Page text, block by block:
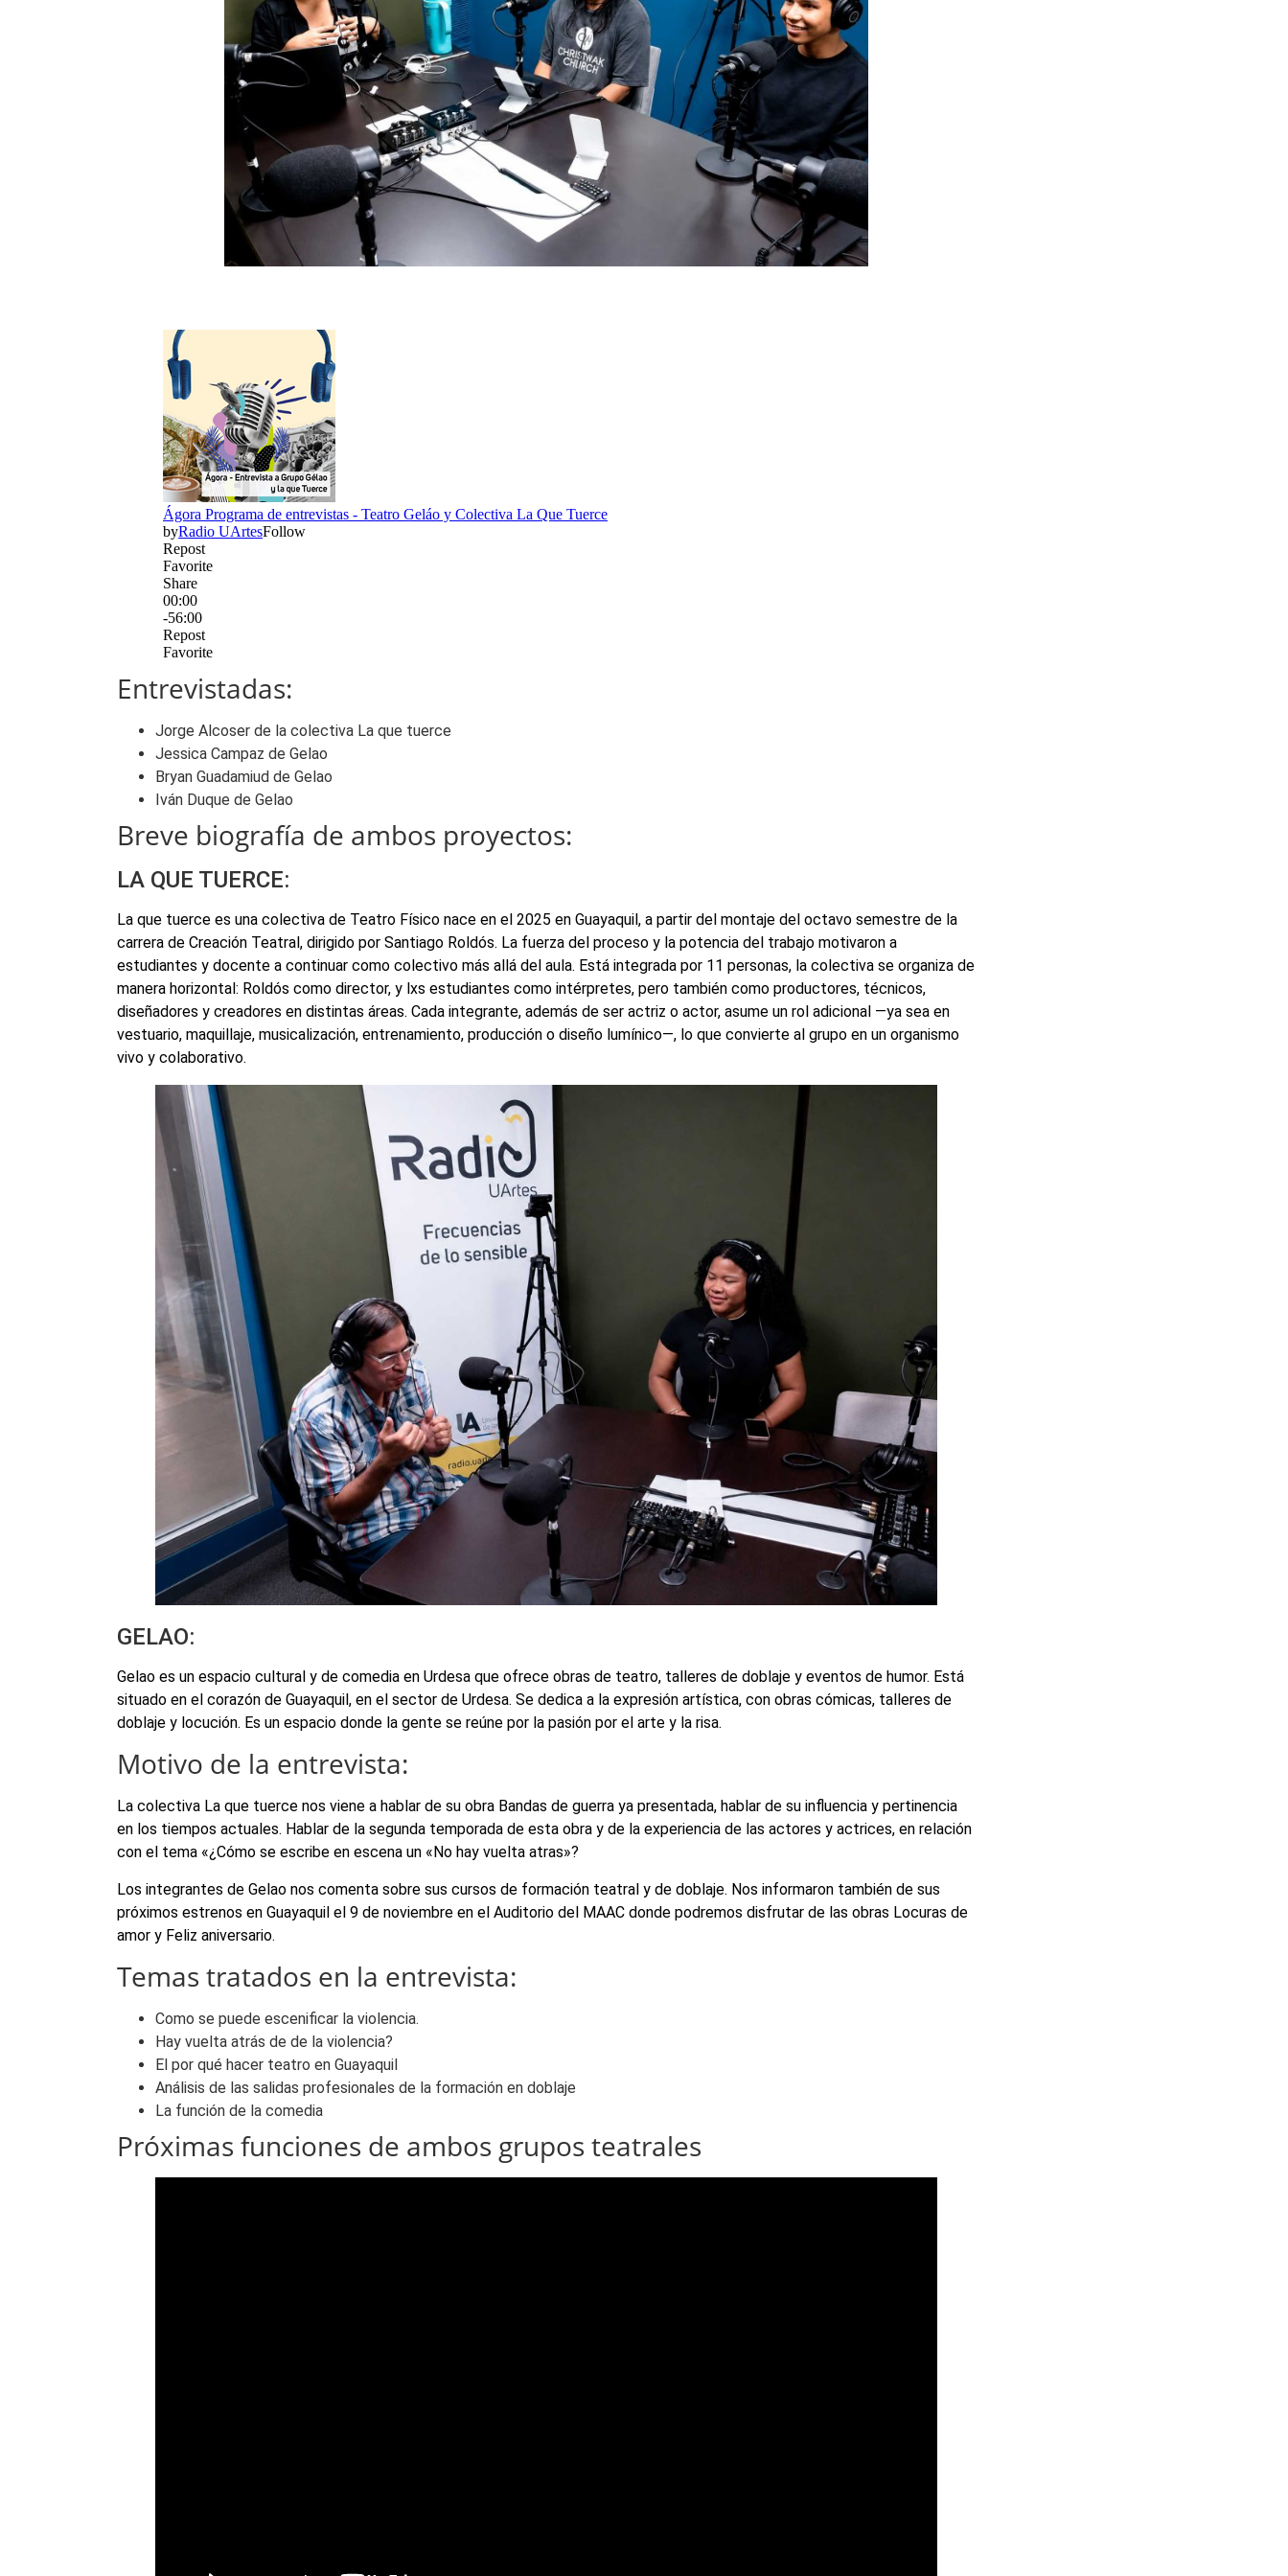
Entrevistadas:
Jorge Alcoser de la colectiva La que tuerce
Jessica Campaz de Gelao
Bryan Guadamiud de Gelao
Iván Duque de Gelao
Breve biografía de ambos proyectos:
LA QUE TUERCE:
La que tuerce es una colectiva de Teatro Físico nace en el 2025 en Guayaquil, a partir del montaje del octavo semestre de la
carrera de Creación Teatral, dirigido por Santiago Roldós. La fuerza del proceso y la potencia del trabajo motivaron a
estudiantes y docente a continuar como colectivo más allá del aula. Está integrada por 11 personas, la colectiva se organiza de
manera horizontal: Roldós como director, y lxs estudiantes como intérpretes, pero también como productores, técnicos,
diseñadores y creadores en distintas áreas. Cada integrante, además de ser actriz o actor, asume un rol adicional —ya sea en
vestuario, maquillaje, musicalización, entrenamiento, producción o diseño lumínico—, lo que convierte al grupo en un organismo
vivo y colaborativo.
GELAO:
Gelao es un espacio cultural y de comedia en Urdesa que ofrece obras de teatro, talleres de doblaje y eventos de humor. Está
situado en el corazón de Guayaquil, en el sector de Urdesa. Se dedica a la expresión artística, con obras cómicas, talleres de
doblaje y locución. Es un espacio donde la gente se reúne por la pasión por el arte y la risa.
Motivo de la entrevista:
La colectiva La que tuerce nos viene a hablar de su obra Bandas de guerra ya presentada, hablar de su influencia y pertinencia
en los tiempos actuales. Hablar de la segunda temporada de esta obra y de la experiencia de las actores y actrices, en relación
con el tema «¿Cómo se escribe en escena un «No hay vuelta atras»?
Los integrantes de Gelao nos comenta sobre sus cursos de formación teatral y de doblaje. Nos informaron también de sus
próximos estrenos en Guayaquil el 9 de noviembre en el Auditorio del MAAC donde podremos disfrutar de las obras Locuras de
amor y Feliz aniversario.
Temas tratados en la entrevista:
Como se puede escenificar la violencia.
Hay vuelta atrás de de la violencia?
El por qué hacer teatro en Guayaquil
Análisis de las salidas profesionales de la formación en doblaje
La función de la comedia
Próximas funciones de ambos grupos teatrales